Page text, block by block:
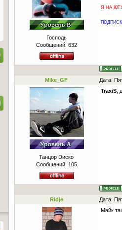
Господь
Сообщений: 632
Я НА
Mike_GF Дата:
Танцор Dиско
Сообщений: 105
TraxiS ,
Ridje Дата:
Майк